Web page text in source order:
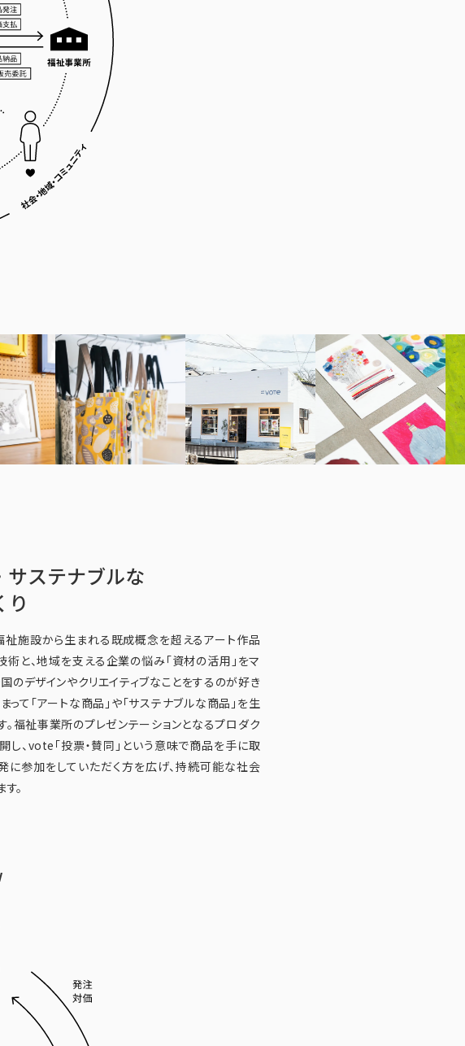
サステナブルな
り
祉施設から生まれる既成概念を超えるアート作品
術と、地域を支える企業の悩み「資材の活用」をマ
国のデザインやクリエイティブなことをするのが好き
って「アートな商品」や「サステナブルな商品」を生
。福祉事業所のプレゼンテーションとなるプロダク
し、vote「投票・賛同」という意味で商品を手に取
に参加をしていただく方を広げ、持続可能な社会
。